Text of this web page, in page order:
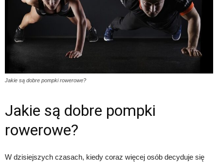
Jakie są dobre pompki rowerowe?
Jakie są dobre pompki
rowerowe?
W dzisiejszych czasach, kiedy coraz więcej osób decyduje się